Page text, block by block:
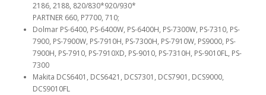
2186, 2188, 820/830*920/930*
PARTNER 660, P7700, 710;
Dolmar PS-6400, PS-6400W, PS-6400H, PS-7300W, PS-7310, PS-
7900, PS-7900W, PS-7910H, PS-7300H, PS-7910W, PS9000, PS-
7900H, PS-7910, PS-7910XD, PS-9010, PS-7310H, PS-9010FL, PS-
7300
Makita DCS6401, DCS6421, DCS7301, DCS7901, DCS9000,
DCS9010FL